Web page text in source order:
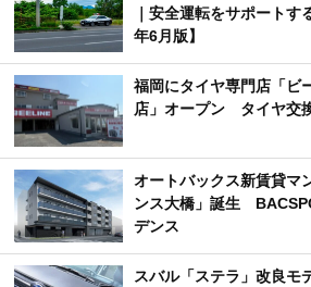
｜安全運転をサポート
年6月版】
福岡にタイヤ専門店「ビ
店」オープン タイヤ交
オートバックス新賃貸マ
ンス大橋」誕生
デンス
スバル「ステラ」改良